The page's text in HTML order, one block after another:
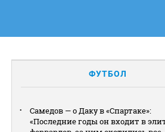
ФУТБОЛ
Самедов — о Даку в «Спартаке»:
«Последние годы он входит в